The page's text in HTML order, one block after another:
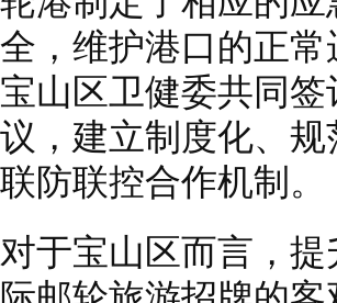
全，维护港口的正
宝山区卫健委共同
议，建立制度化、
联防联控合作机制。
对于宝山区而言，